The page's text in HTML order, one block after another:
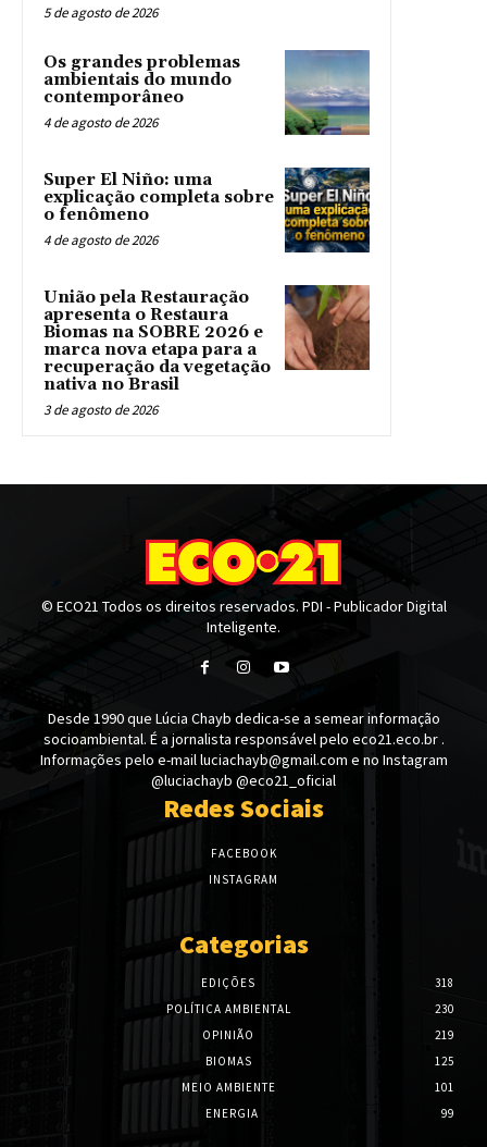
5 de agosto de 2026
Os grandes problemas
ambientais do mundo
contemporâneo
4 de agosto de 2026
Super El Niño: uma
explicação completa sobre
o fenômeno
4 de agosto de 2026
União pela Restauração
apresenta o Restaura
Biomas na SOBRE 2026 e
marca nova etapa para a
recuperação da vegetação
nativa no Brasil
3 de agosto de 2026
© ECO21 Todos os direitos reservados. PDI - Publicador Digital
Inteligente.
Desde 1990 que Lúcia Chayb dedica-se a semear informação
socioambiental. É a jornalista responsável pelo eco21.eco.br .
Informações pelo e-mail luciachayb@gmail.com e no Instagram
@luciachayb @eco21_oficial
Redes Sociais
FACEBOOK
INSTAGRAM
Categorias
EDIÇÕES
318
POLÍTICA AMBIENTAL
230
OPINIÃO
219
BIOMAS
125
MEIO AMBIENTE
101
ENERGIA
99